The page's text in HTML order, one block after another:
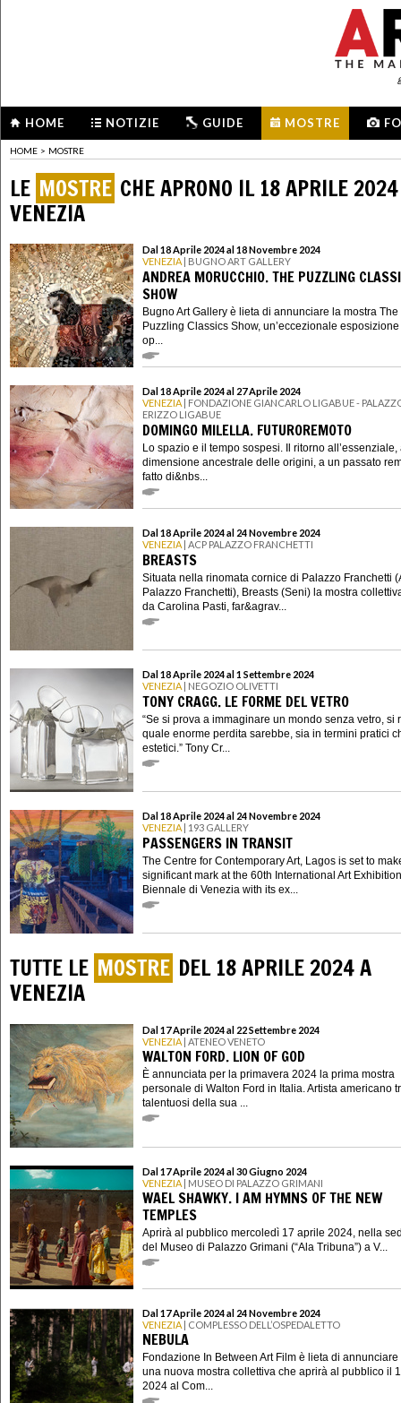
HOME NOTIZIE GUIDE MOSTRE
HOME > MOSTRE
LE MOSTRE CHE APRONO IL 18 APRILE
VENEZIA
Dal 18 Aprile 2024 al 18 Novembre 2024
VENEZIA | BUGNO ART GALLERY
ANDREA MORUCCHIO. THE PUZZLING
SHOW
Bugno Art Gallery è lieta di annunciare la mostra The
Puzzling Classics Show, un’eccezionale
op...
Dal 18 Aprile 2024 al 27 Aprile 2024
VENEZIA | FONDAZIONE GIANCARLO LIGABUE -
ERIZZO LIGABUE
DOMINGO MILELLA. FUTUROREMOTO
Lo spazio e il tempo sospesi. Il ritorno all’essenziale,
dimensione ancestrale delle origini, a un passato
fatto di&nbs...
Dal 18 Aprile 2024 al 24 Novembre 2024
VENEZIA | ACP PALAZZO FRANCHETTI
BREASTS
Situata nella rinomata cornice di Palazzo Franchetti
Palazzo Franchetti), Breasts (Seni) la mostra
da Carolina Pasti, far&agrav...
Dal 18 Aprile 2024 al 1 Settembre 2024
VENEZIA | NEGOZIO OLIVETTI
TONY CRAGG. LE FORME DEL VETRO
“Se si prova a immaginare un mondo senza vetro, si
quale enorme perdita sarebbe, sia in termini pratici
estetici.” Tony Cr...
Dal 18 Aprile 2024 al 24 Novembre 2024
VENEZIA | 193 GALLERY
PASSENGERS IN TRANSIT
The Centre for Contemporary Art, Lagos is set to
significant mark at the 60th International Art
Biennale di Venezia with its ex...
TUTTE LE MOSTRE DEL 18 APRILE 2024 A
VENEZIA
Dal 17 Aprile 2024 al 22 Settembre 2024
VENEZIA | ATENEO VENETO
WALTON FORD. LION OF GOD
È annunciata per la primavera 2024 la prima mostra
personale di Walton Ford in Italia. Artista americano
talentuosi della sua ...
Dal 17 Aprile 2024 al 30 Giugno 2024
VENEZIA | MUSEO DI PALAZZO GRIMANI
WAEL SHAWKY. I AM HYMNS OF THE NEW
TEMPLES
Aprirà al pubblico mercoledì 17 aprile 2024, nella
del Museo di Palazzo Grimani (“Ala Tribuna”) a V...
Dal 17 Aprile 2024 al 24 Novembre 2024
VENEZIA | COMPLESSO DELL’OSPEDALETTO
NEBULA
Fondazione In Between Art Film è lieta di
una nuova mostra collettiva che aprirà al pubblico il
2024 al Com...